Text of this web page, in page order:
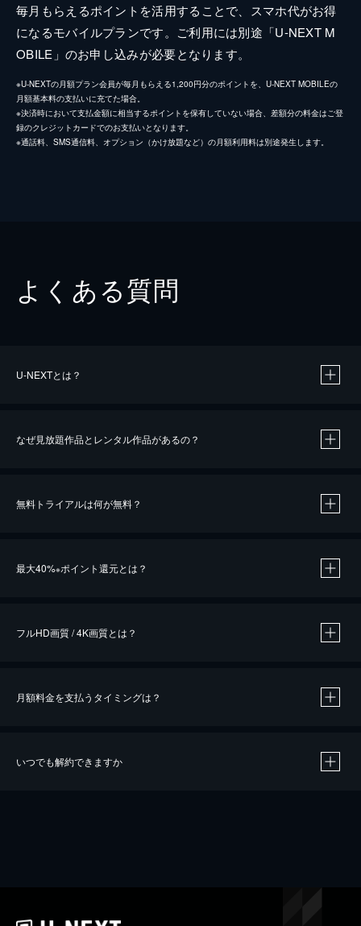
毎月もらえるポイントを活用することで、スマホ代がお得
になるモバイルプランです。ご利用には別途「U-NEXT M
OBILE」のお申し込みが必要となります。
※U-NEXTの月額プラン会員が毎月もらえる1,200円分のポイントを、U-NEXT MOBILEの
月額基本料の支払いに充てた場合。
※決済時において支払金額に相当するポイントを保有していない場合、差額分の料金はご登
録のクレジットカードでのお支払いとなります。
※通話料、SMS通信料、オプション（かけ放題など）の月額利用料は別途発生します。
よくある質問
U-NEXTとは？
なぜ見放題作品とレンタル作品があるの？
無料トライアルは何が無料？
最大40%※ポイント還元とは？
※40％ポイント還元の対象は、クレジットカード決済による作品の購入 / レンタルです。
iOSアプリのUコイン決済による作品の購入 / レンタルは、20％のポイント還元です。
フルHD画質 / 4K画質とは？
月額料金を支払うタイミングは？
いつでも解約できますか